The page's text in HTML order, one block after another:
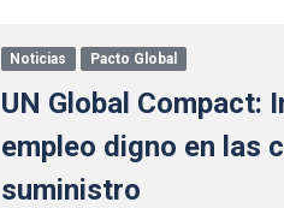
Noticias Pacto Global
UN Global Compact:
empleo digno en las
suministro